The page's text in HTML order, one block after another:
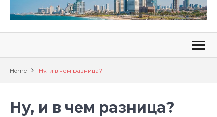
Home Ну, и в чем разница?
Ну, и в чем разница?